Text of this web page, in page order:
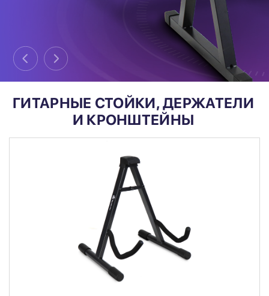
ГИТАРНЫЕ СТОЙКИ, ДЕРЖАТЕЛИ
И КРОНШТЕЙНЫ